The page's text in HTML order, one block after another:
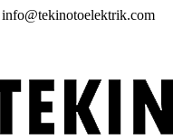
info@tekinotoelektrik.com